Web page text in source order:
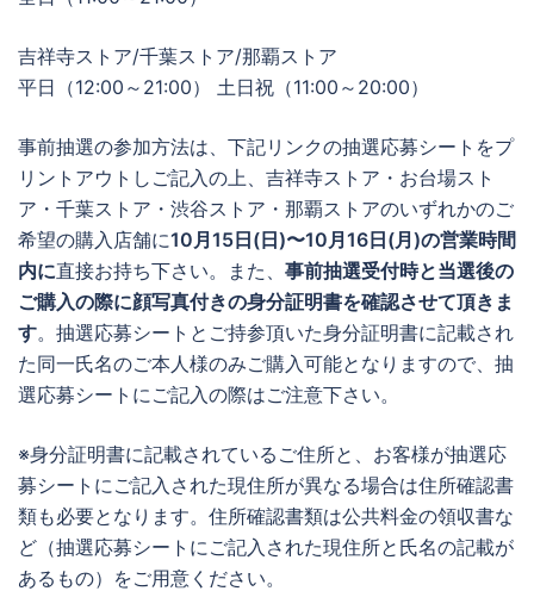
吉祥寺ストア/千葉ストア/那覇ストア
平日（12:00～21:00） 土日祝（11:00～20:00）
事前抽選の参加方法は、下記リンクの抽選応募シートをプ
リントアウトしご記入の上、吉祥寺ストア・お台場スト
ア・千葉ストア・渋谷ストア・那覇ストアのいずれかのご
希望の購入店舗に10月15日(日)〜10月16日(月)の営業時間
内に直接お持ち下さい。また、 事前抽選受付時と当選後の
ご購入の際に顔写真付きの身分証明書を確認させて頂きま
す。抽選応募シートとご持参頂いた身分証明書に記載され
た同一氏名のご本人様のみご購入可能となりますので、抽
選応募シートにご記入の際はご注意下さい。
※身分証明書に記載されているご住所と、お客様が抽選応
募シートにご記入された現住所が異なる場合は住所確認書
類も必要となります。住所確認書類は公共料金の領収書な
ど（抽選応募シートにご記入された現住所と氏名の記載が
あるもの）をご用意ください。